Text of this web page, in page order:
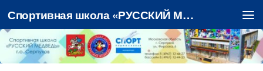
Перейти к содержимому Спортивная школа «РУССКИЙ МЕДВЕДЬ»